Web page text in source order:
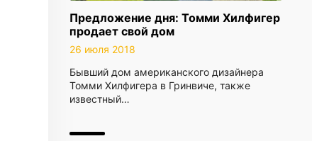
Предложение дня: Томми Хилфигер
продает свой дом
26 июля 2018
Бывший дом американского дизайнера
Томми Хилфигера в Гринвиче, также
известный…